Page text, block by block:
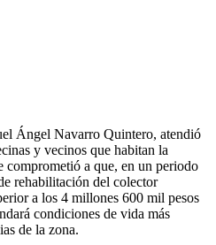
Ángel Navarro Quintero, atendió
y vecinos que habitan la
comprometió a que, en un periodo
rehabilitación del colector
a los 4 millones 600 mil pesos
condiciones de vida más
de la zona.